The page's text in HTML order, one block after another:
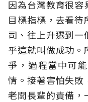
因為台灣教育很
目標指標，去看
司、往上升遷到
乎這就叫做成功
爭，過程當中可
情。接著害怕失敗
老闆長輩的責備，